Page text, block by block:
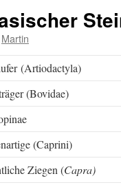
Martin
(Artiodactyla)
(Bovidae)
(Caprini)
Ziegen (Capra)